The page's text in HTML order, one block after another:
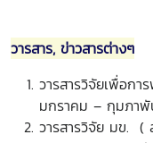
วารสาร, ข่าวสารต่างๆ
วารสารวิจัยเพื่อก
มกราคม – กุมภา
วารสารวิจัย มข. (